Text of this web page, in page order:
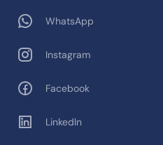
WhatsApp
Instagram
Facebook
LinkedIn